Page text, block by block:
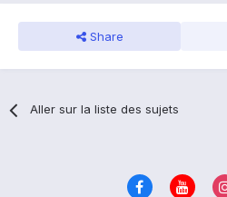
Share
Aller sur la liste des sujets